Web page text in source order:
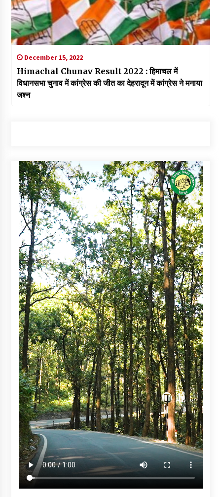
December 15, 2022
Himachal Chunav Result 2022 : हिमाचल में
विधानसभा चुनाव में कांग्रेस की जीत का देहरादून में कांग्रेस ने मनाया
जश्न